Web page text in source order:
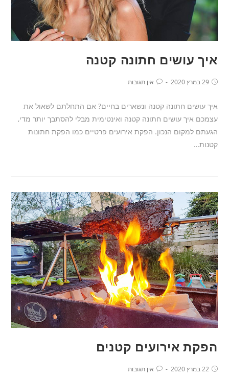
איך עושים חתונה קטנה
29 במרץ 2020 אין תגובות
איך עושים חתונה קטנה ונשארים בחיים? אם התחלתם לשאול את
עצמכם איך עושים חתונה קטנה ואינטימית מבלי להסתבך יותר מדי,
הגעתם למקום הנכון. הפקת אירועים פרטיים כמו הפקת חתונות
קטנות…
הפקת אירועים קטנים
22 במרץ 2020 אין תגובות